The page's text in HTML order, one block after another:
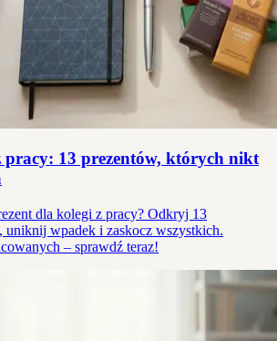
pracy: 13 prezentów, których nikt
dla kolegi z pracy? Odkryj 13
uniknij wpadek i zaskocz wszystkich.
– sprawdź teraz!